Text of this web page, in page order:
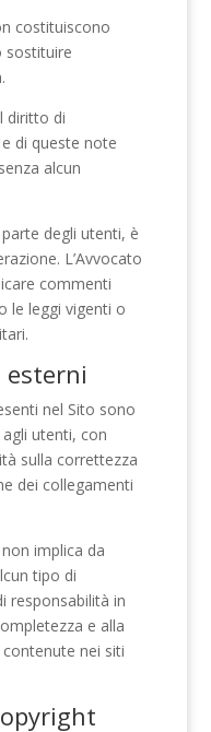
costituiscono
sostituire
diritto di
di queste note
alcun
degli utenti, è
L’Avvocato
commenti
le leggi vigenti o
esterni
nel Sito sono
utenti, con
sulla correttezza
dei collegamenti
implica da
tipo di
responsabilità in
e alla
nei siti